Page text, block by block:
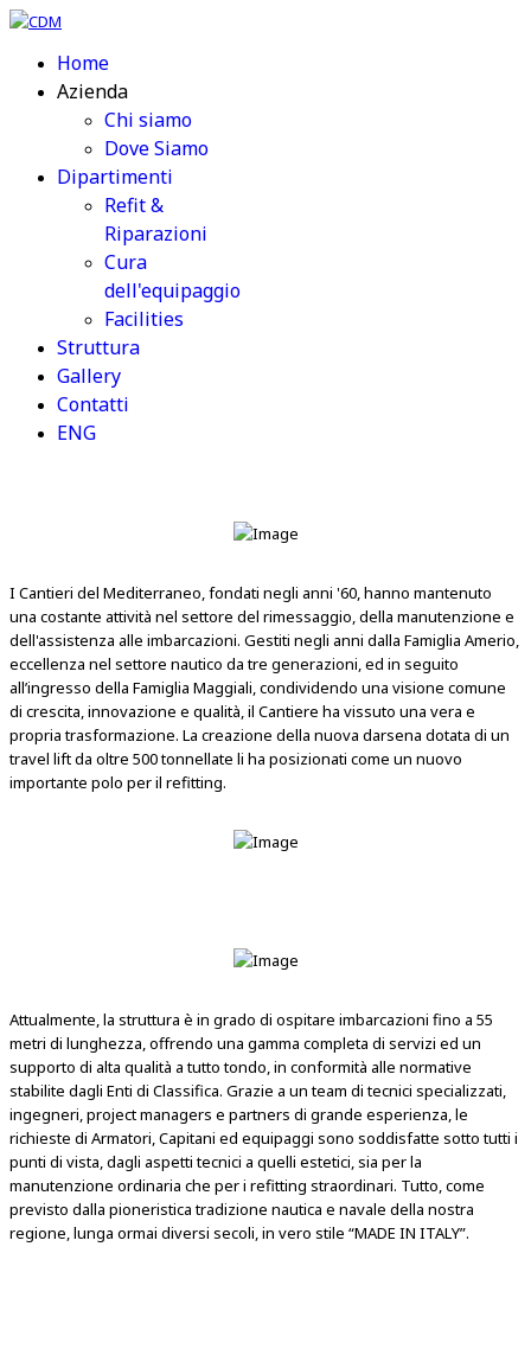
Home
Azienda
Chi siamo
Dove Siamo
Dipartimenti
Refit &
Riparazioni
Cura
dell'equipaggio
Facilities
Struttura
Gallery
Contatti
ENG
I Cantieri del Mediterraneo, fondati negli anni '60, hanno mantenuto
una costante attività nel settore del rimessaggio, della manutenzione e
dell'assistenza alle imbarcazioni. Gestiti negli anni dalla Famiglia Amerio,
eccellenza nel settore nautico da tre generazioni, ed in seguito
all’ingresso della Famiglia Maggiali, condividendo una visione comune
di crescita, innovazione e qualità, il Cantiere ha vissuto una vera e
propria trasformazione. La creazione della nuova darsena dotata di un
travel lift da oltre 500 tonnellate li ha posizionati come un nuovo
importante polo per il refitting.
Attualmente, la struttura è in grado di ospitare imbarcazioni fino a 55
metri di lunghezza, offrendo una gamma completa di servizi ed un
supporto di alta qualità a tutto tondo, in conformità alle normative
stabilite dagli Enti di Classifica. Grazie a un team di tecnici specializzati,
ingegneri, project managers e partners di grande esperienza, le
richieste di Armatori, Capitani ed equipaggi sono soddisfatte sotto tutti i
punti di vista, dagli aspetti tecnici a quelli estetici, sia per la
manutenzione ordinaria che per i refitting straordinari. Tutto, come
previsto dalla pioneristica tradizione nautica e navale della nostra
regione, lunga ormai diversi secoli, in vero stile “MADE IN ITALY”.